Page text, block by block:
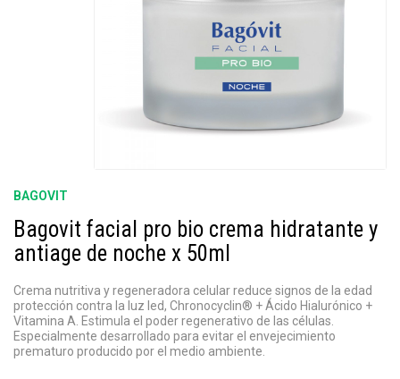
BAGOVIT
Bagovit facial pro bio crema hidratante y
antiage de noche x 50ml
Crema nutritiva y regeneradora celular reduce signos de la edad
protección contra la luz led, Chronocyclin® + Ácido Hialurónico +
Vitamina A. Estimula el poder regenerativo de las células.
Especialmente desarrollado para evitar el envejecimiento
prematuro producido por el medio ambiente.